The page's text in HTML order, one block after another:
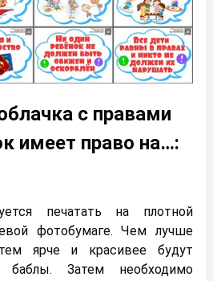
с правами
имеет право на…:
печатать на плотной
фотобумаге. Чем лучше
ярче и красивее будут
Затем необходимо